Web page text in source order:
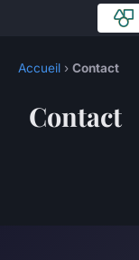
Accueil › Contact
Contact